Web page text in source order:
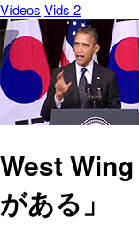
Vídeos Vids 2
West
がある」